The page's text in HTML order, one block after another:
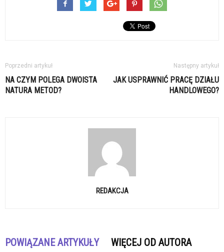
Poprzedni artykuł
NA CZYM POLEGA DWOISTA
NATURA METOD?
Następny artykuł
JAK USPRAWNIĆ PRACĘ DZIAŁU
HANDLOWEGO?
REDAKCJA
POWIĄZANE ARTYKUŁY WIĘCEJ OD AUTORA